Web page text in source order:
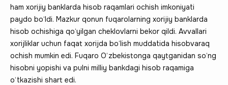
ham xorijiy banklarda hisob raqamlari ochish imkoniyati
paydo bo‘ldi. Mazkur qonun fuqarolarning xorijiy banklarda
hisob ochishiga qo‘yilgan cheklovlarni bekor qildi. Avvallari
xorijliklar uchun faqat xorijda bo‘lish muddatida hisobvaraq
ochish mumkin edi. Fuqaro O‘zbekistonga qaytganidan so‘ng
hisobni yopishi va pulni milliy bankdagi hisob raqamiga
o‘tkazishi shart edi.